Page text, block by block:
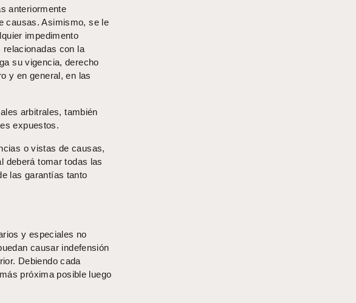
anteriormente
causas. Asimismo, se le
impedimento
con la
su vigencia, derecho
y en general, en las
arbitrales, también
expuestos.
o vistas de causas,
deberá tomar todas las
las garantías tanto
y especiales no
causar indefensión
Debiendo cada
próxima posible luego